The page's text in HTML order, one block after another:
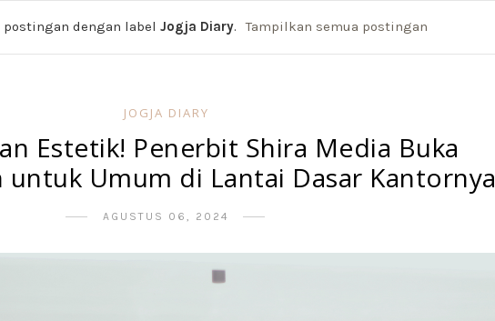
postingan dengan labelJogja Diary. Tampilkan semua postingan
JOGJA DIARY
Estetik! Penerbit Shira Media Buka
untuk Umum di Lantai Dasar Kantornya
AGUSTUS 06, 2024